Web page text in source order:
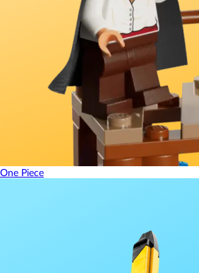
One Piece